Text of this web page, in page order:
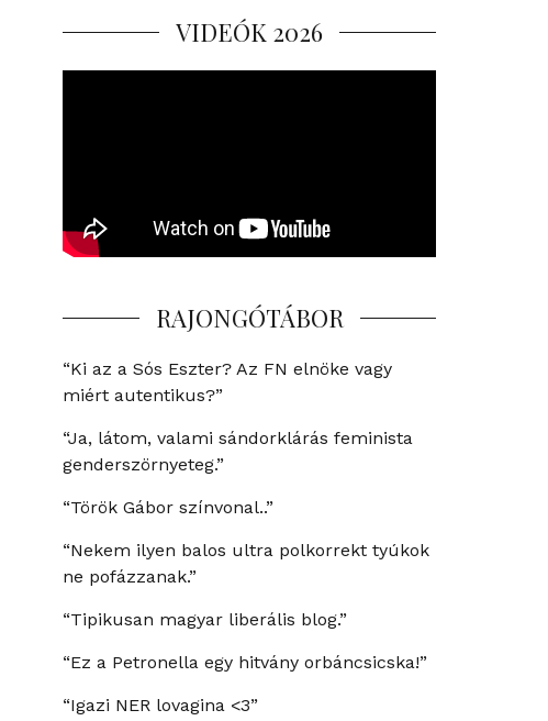
VIDEÓK 2026
RAJONGÓTÁBOR
“Ki az a Sós Eszter? Az FN elnöke vagy
miért autentikus?”
“Ja, látom, valami sándorklárás feminista
genderszörnyeteg.”
“Török Gábor színvonal..”
“Nekem ilyen balos ultra polkorrekt tyúkok
ne pofázzanak.”
“Tipikusan magyar liberális blog.”
“Ez a Petronella egy hitvány orbáncsicska!”
“Igazi NER lovagina <3”